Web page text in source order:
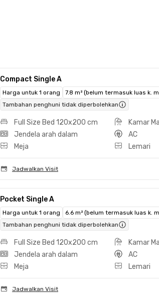
Compact Single A
Harga untuk 1 orang 7.8 m² (belum termasuk luas k.
Tambahan penghuni tidak diperbolehkan
Full Size Bed 120x200 cm
Kamar
Jendela arah dalam
AC
Meja
Lemari
Jadwalkan Visit
Pocket Single A
Harga untuk 1 orang
6.6 m² (belum termasuk luas k.
Tambahan penghuni tidak diperbolehkan
Full Size Bed 120x200 cm
Kamar
Jendela arah dalam
AC
Meja
Lemari
Jadwalkan Visit